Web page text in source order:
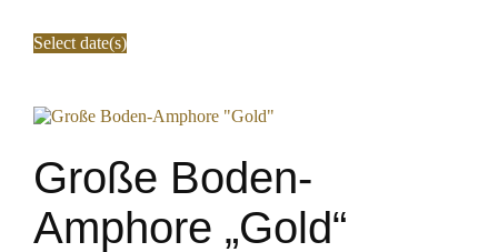
Select date(s)
Große Boden-
Amphore „Gold“